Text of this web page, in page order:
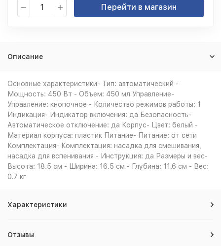
Перейти в магазин
Описание
Основные характеристики- Тип: автоматический -
Мощность: 450 Вт - Объем: 450 мл Управление-
Управление: кнопочное - Количество режимов работы: 1
Индикация- Индикатор включения: да Безопасность-
Автоматическое отключение: да Корпус- Цвет: белый -
Материал корпуса: пластик Питание- Питание: от сети
Комплектация- Комплектация: насадка для смешивания,
насадка для вспенивания - Инструкция: да Размеры и вес-
Высота: 18.5 см - Ширина: 16.5 см - Глубина: 11.6 см - Вес:
0.7 кг
Характеристики
Отзывы